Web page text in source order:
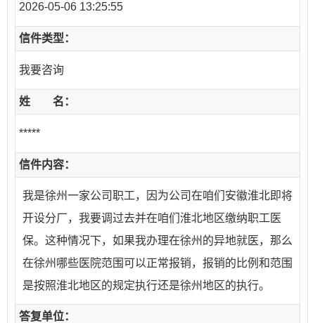
2026-05-06 13:25:55
信件类型：
我要咨询
姓 名：
*****
信件内容：
我是徐州一家公司职工，因为公司在咱们安徽淮北即将
开设分厂，我要调过去并在咱们淮北地区缴纳职工医
保。这种情况下，如果我办理在徐州的异地就医，那么
在徐州哪些医院范围可以正常报销，报销的比例和范围
是按照淮北地区的规定执行还是徐州地区的执行。
答复单位：